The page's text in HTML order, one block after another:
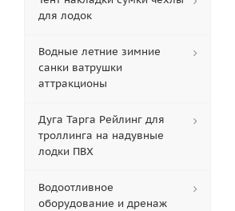
для лодок
Водные летние зимние
санки ватрушки
аттракционы
Дуга Тарга Рейлинг для
троллинга на надувные
лодки ПВХ
Водоотливное
оборудование и дренаж